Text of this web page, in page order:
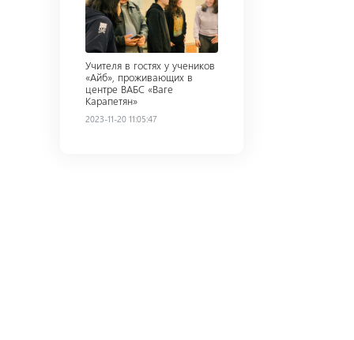
Учителя в гостях у учеников
«Айб», проживающих в
центре ВАБС «Ваге
Карапетян»
2023-11-20 11:05:47